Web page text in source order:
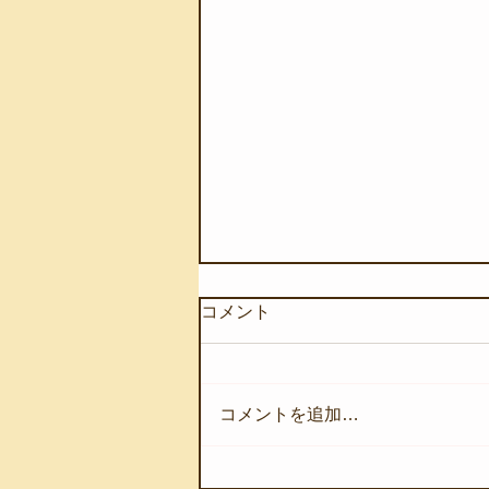
コメント
コメントを追加…